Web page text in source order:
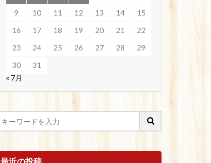
9
10 11 12 13 14
15
16
17 18 19 20 21
22
23
24 25 26 27 28
29
30
31
« 7月